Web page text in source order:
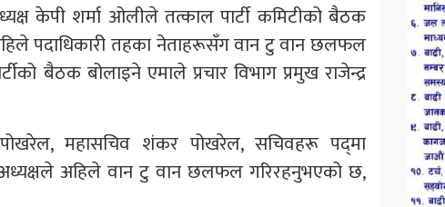
केपी शर्मा ओलीले तत्काल पार्टी कमिटीको बैठक
पदाधिकारी तहका नेताहरूसँग वान टु वान छलफल
बैठक बोलाइने एमाले प्रचार विभाग प्रमुख राजेन्द्र
पोखरेल, महासचिव शंकर पोखरेल, सचिवहरू पद्‍मा
अहिले वान टु वान छलफल गरिरहनुभएको छ,